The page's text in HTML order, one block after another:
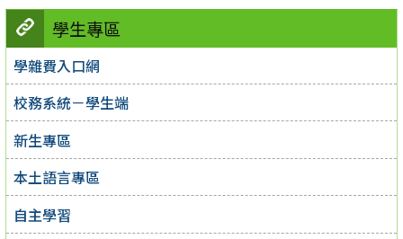
學生專區
學雜費入口網
校務系統－學生端
新生專區
本土語言專區
自主學習